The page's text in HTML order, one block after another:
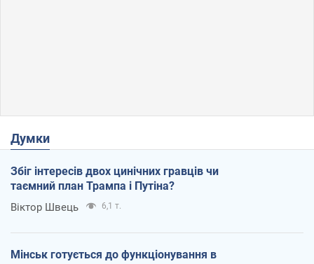
Думки
Збіг інтересів двох цинічних гравців чи
таємний план Трампа і Путіна?
Віктор Швець 6,1 т.
Мінськ готується до функціонування в